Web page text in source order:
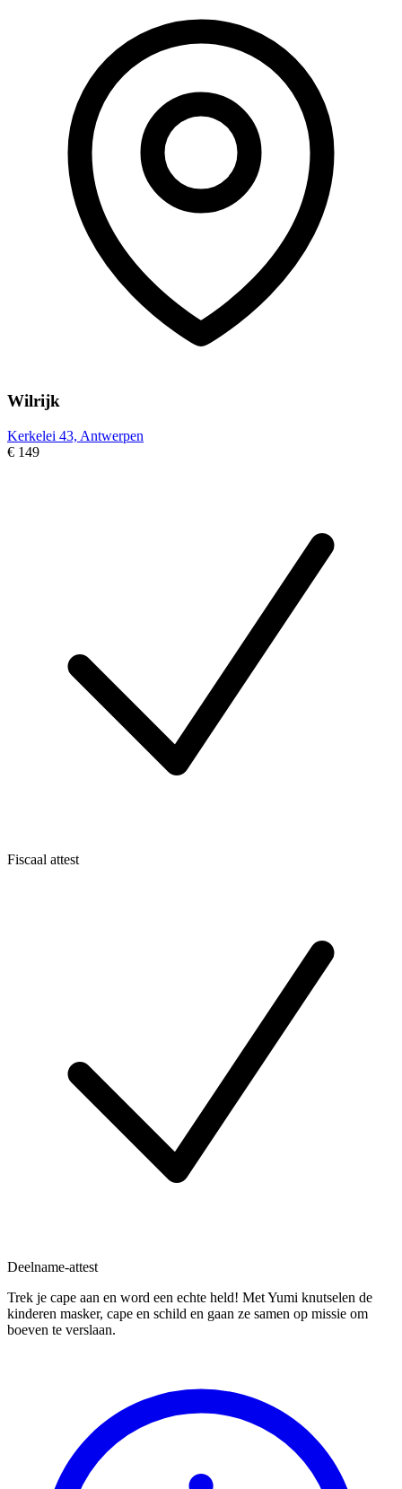
Wilrijk
Kerkelei 43, Antwerpen
€ 149
Fiscaal attest
Deelname-attest
Trek je cape aan en word een echte held! Met Yumi knutselen de
kinderen masker, cape en schild en gaan ze samen op missie om
boeven te verslaan.